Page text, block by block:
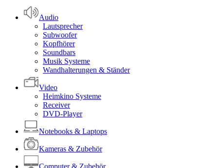
Audio
Lautsprecher
Subwoofer
Kopfhörer
Soundbars
Musik Systeme
Wandhalterungen & Ständer
Video
Heimkino Systeme
Receiver
DVD-Player
Notebooks & Laptops
Kameras & Zubehör
Computer & Zubehör